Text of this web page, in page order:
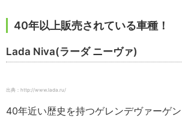
40年以上販売されている車種！
Lada Niva(ラーダ ニーヴァ)
出典：http://www.lada.ru/
40年近い歴史を持つゲレンデヴァーゲ